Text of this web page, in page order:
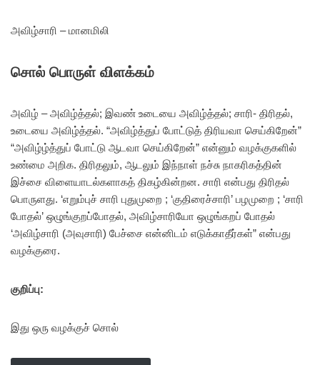
அவிழ்சாரி – மானமிலி
சொல் பொருள் விளக்கம்
அவிழ் – அவிழ்த்தல்; இவண் உடையை அவிழ்த்தல்; சாரி- திரிதல்,
உடையை அவிழ்த்தல். “அவிழ்த்துப் போட்டுத் திரியவா செய்கிறேன்”
“அவிழ்ழ்த்துப் போட்டு ஆடவா செய்கிறேன்” என்னும் வழக்குகளில்
உண்மை அறிக. திரிதலும், ஆடலும் இந்நாள் நச்சு நாகரிகத்தின்
இச்சை விளையாடல்களாகத் திகழ்கின்றன. சாரி என்பது திரிதல்
பொருளது. ‘எறும்புச் சாரி புதுமுறை ; ‘குதிரைச்சாரி’ பழமுறை ; ‘சாரி
போதல்’ ஒழுங்குறப்போதல், அவிழ்சாரியோ ஒழுங்கறப் போதல்
‘அவிழ்சாரி (அவுசாரி) பேச்சை என்னிடம் எடுக்காதீர்கள்” என்பது
வழக்குரை.
குறிப்பு:
இது ஒரு வழக்குச் சொல்